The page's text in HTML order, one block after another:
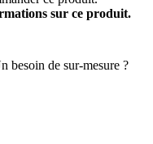
sur ce produit.
besoin de sur-mesure ?